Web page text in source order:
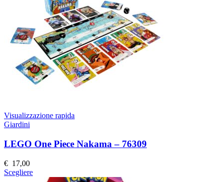
possono
essere
scelte
nella
pagina
del
prodotto
Visualizzazione rapida
Giardini
LEGO One Piece Nakama – 76309
€ 17,00
ScegliereQuesto